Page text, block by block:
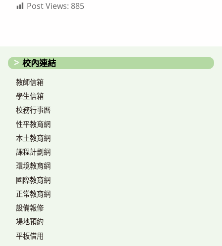
Post Views: 885
校內連結
教師信箱
學生信箱
校務行事曆
性平教育網
本土教育網
課程計劃網
環境教育網
國際教育網
正常教育網
設備報修
場地預約
平板借用